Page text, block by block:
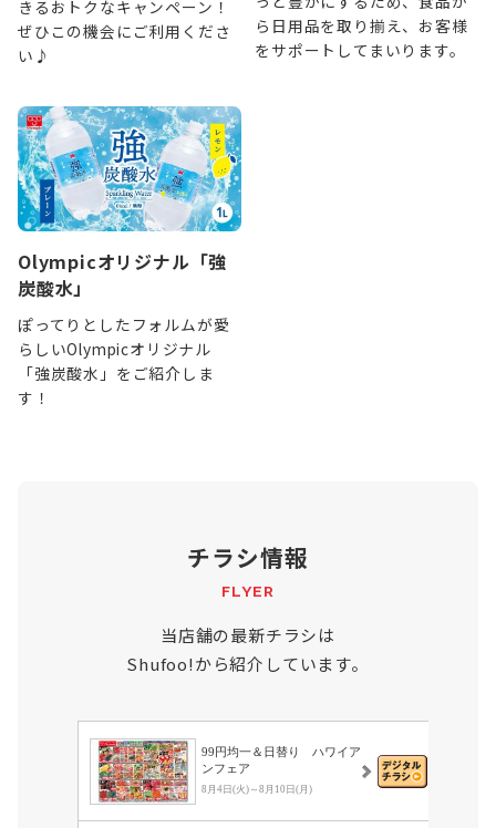
きるおトクなキャンペーン！
ぜひこの機会にご利用くださ
い♪
ら日用品を取り揃え、お客様
をサポートしてまいります。
Olympicオリジナル「強
炭酸水」
ぽってりとしたフォルムが愛
らしいOlympicオリジナル
「強炭酸水」をご紹介しま
す！
チラシ情報
FLYER
当店舗の最新チラシは
Shufoo!から紹介しています。